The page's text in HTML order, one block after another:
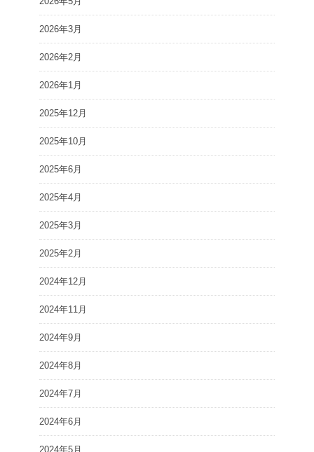
2026年3月
2026年2月
2026年1月
2025年12月
2025年10月
2025年6月
2025年4月
2025年3月
2025年2月
2024年12月
2024年11月
2024年9月
2024年8月
2024年7月
2024年6月
2024年5月